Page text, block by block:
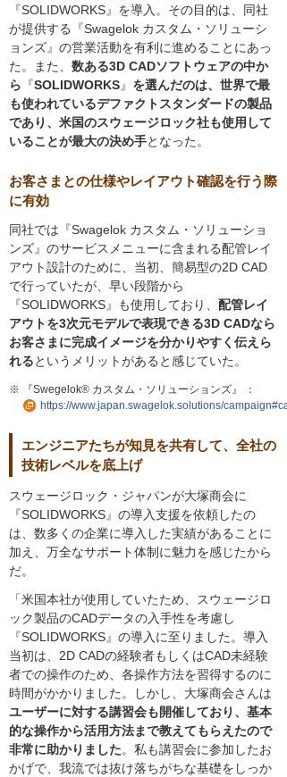
『SOLIDWORKS』を導入。その目的は、同社
が提供する『Swagelok カスタム・ソリューシ
ョンズ』の営業活動を有利に進めることにあっ
た。また、 数ある3D CADソフトウェアの中か
ら 『SOLIDWORKS』 を選んだのは、世界で最
も使われているデファクトスタンダードの製品
であり、米国のスウェージロック社も使用して
いることが最大の決め手となった。
お客さまとの仕様やレイアウト確認を行う際
に有効
同社では『Swagelok カスタム・ソリューショ
ンズ』のサービスメニューに含まれる配管レイ
アウト設計のために、当初、簡易型の2D CAD
で行っていたが、早い段階から
『SOLIDWORKS』も使用しており、 配管レイ
アウトを3次元モデルで表現できる3D CADなら
お客さまに完成イメージを分かりやすく伝えら
れるというメリットがあると感じていた。
※ 『Swegelok® カスタム・ソリューションズ』 ：
https://www.japan.swagelok.solutions/
エンジニアたちが知見を共有して、全社の
技術レベルを底上げ
スウェージロック・ジャパンが大塚商会に
『SOLIDWORKS』の導入支援を依頼したの
は、数多くの企業に導入した実績があることに
加え、万全なサポート体制に魅力を感じたから
だ。
「米国本社が使用していたため、スウェージロ
ック製品のCADデータの入手性を考慮し
『SOLIDWORKS』の導入に至りました。導入
当初は、2D CADの経験者もしくはCAD未経験
者での操作のため、各操作方法を習得するのに
時間がかかりました。しかし、大塚商会さんは
ユーザーに対する講習会も開催しており、基本
的な操作から活用方法まで教えてもらえたので
非常に助かりました。私も講習会に参加したお
かげで、我流では抜け落ちがちな基礎をしっか